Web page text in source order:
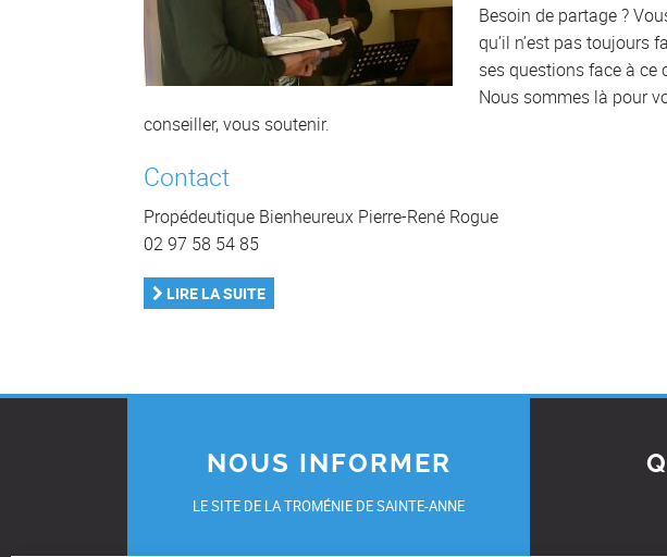
Besoin de partage ?
qu’il n’est pas toujours
ses questions face à ce
Nous sommes là pour
conseiller, vous soutenir.
Contact
Propédeutique Bienheureux Pierre-René Rogue
02 97 58 54 85
LIRE LA SUITE
NOUS INFORMER
LE SITE DE LA TROMÉNIE DE SAINTE-ANNE